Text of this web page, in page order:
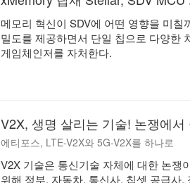
메모리 혁신이 SDV에 어떤 영향을 미
밀도를 제공하면서 단일 칩으로 다양한
게임체인저를 자처한다.
V2X, 생명 살리는 기술! 논쟁에서
에티포스, LTE-V2X와 5G-V2X를 하나로
V2X 기술은 통신기술 자체에 대한 논쟁
위해 정부, 자동차, 통신사, 칩셋 공급사